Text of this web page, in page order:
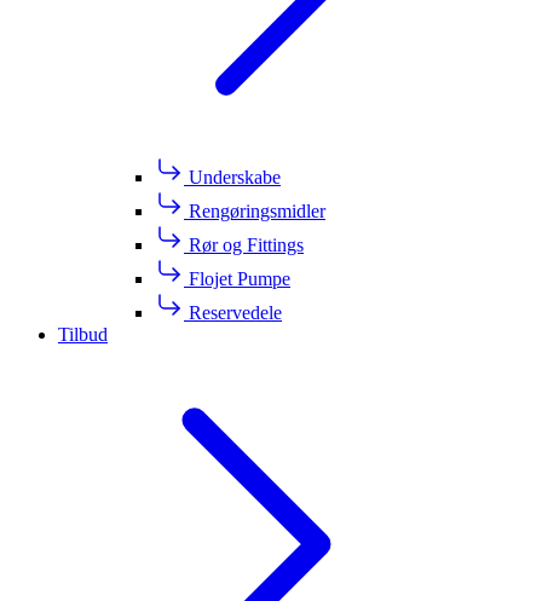
Underskabe
Rengøringsmidler
Rør og Fittings
Flojet Pumpe
Reservedele
Tilbud